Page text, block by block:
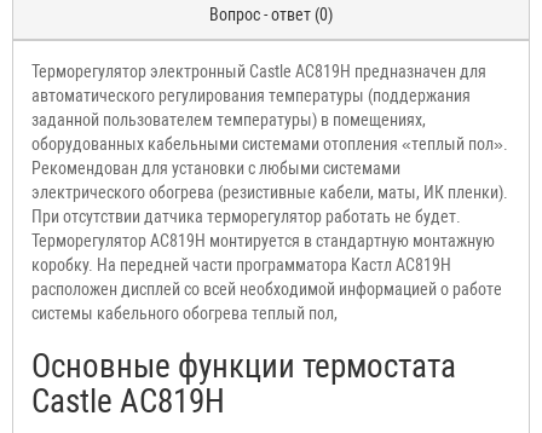
Вопрос - ответ (0)
Терморегулятор электронный Castle АС819H предназначен для
автоматического регулирования температуры (поддержания
заданной пользователем температуры) в помещениях,
оборудованных кабельными системами отопления «теплый пол».
Рекомендован для установки с любыми системами
электрического обогрева (резистивные кабели, маты, ИК пленки).
При отсутствии датчика терморегулятор работать не будет.
Терморегулятор АС819H монтируется в стандартную монтажную
коробку. На передней части программатора Кастл АС819H
расположен дисплей со всей необходимой информацией о работе
системы кабельного обогрева теплый пол,
Основные функции термостата
Castle АС819H